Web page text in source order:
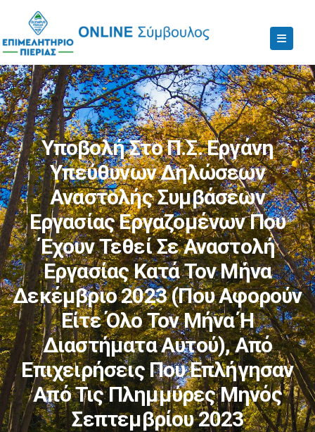
Υποβολή Στο Π.Σ. Εργάνη
Υπεύθυνων Δηλώσεων
Αναστολής Συμβάσεων
Εργασίας Εργαζομένων Που
Έχουν Τεθεί Σε Αναστολή
Εργασίας Κατά Τον Μήνα
Δεκέμβριο 2023 (που Αφορούν
Είτε Όλο Τον Μήνα Ή
Διαστήματα Αυτού), Από
Επιχειρήσεις Που Επλήγησαν
Από Τις Πλημμύρες Μηνός
Σεπτεμβρίου 2023